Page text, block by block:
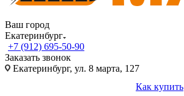
Ваш город
Екатеринбург
+7 (912) 695-50-90
Заказать звонок
Екатеринбург, ул. 8 марта, 127
Как купить